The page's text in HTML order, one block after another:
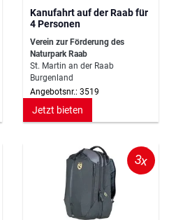
Kanufahrt auf der Raab für
4 Personen
Verein zur Förderung des
Naturpark Raab
St. Martin an der Raab
Burgenland
Angebotsnr.: 3519
Jetzt bieten
3x